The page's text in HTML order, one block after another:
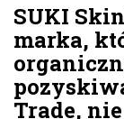
SUKI
marka,
Trade,